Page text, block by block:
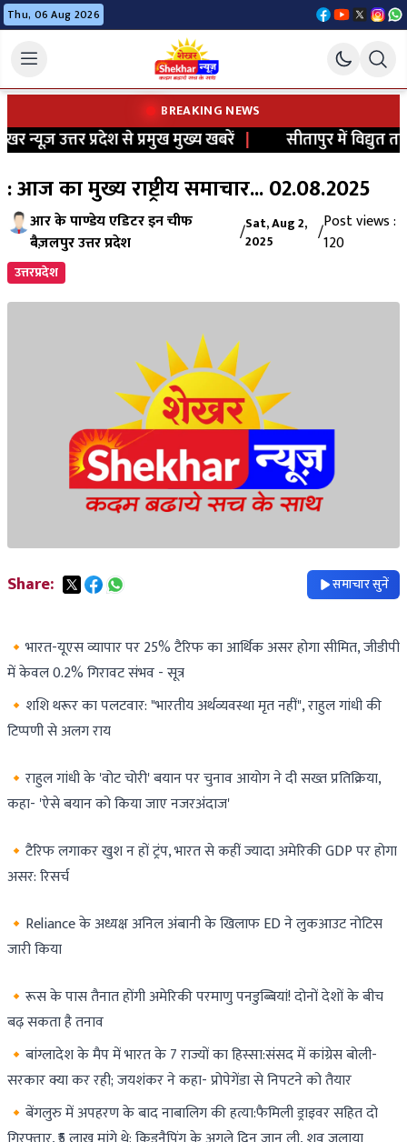
Thu, 06 Aug 2026
BREAKING NEWS
न्यूज़ उत्तर प्रदेश से प्रमुख मुख्य खबरें | सीतापुर में विद्युत
: आज का मुख्य राष्ट्रीय समाचार... 02.08.2025
आर के पाण्डेय एडिटर इन चीफ
बैज़लपुर उत्तर प्रदेश
/Sat, Aug 2,
2025
/Post views :
120
उत्तरप्रदेश
Share: समाचार सुनें
🔸भारत-यूएस व्यापार पर 25% टैरिफ का आर्थिक असर होगा सीमित, जीडीपी
में केवल 0.2% गिरावट संभव - सूत्र
🔸​शशि थरूर का पलटवार: "भारतीय अर्थव्यवस्था मृत नहीं", राहुल गांधी की
टिप्पणी से अलग राय
🔸राहुल गांधी के 'वोट चोरी' बयान पर चुनाव आयोग ने दी सख्त प्रतिक्रिया,
कहा- 'ऐसे बयान को किया जाए नजरअंदाज'
🔸टैरिफ लगाकर खुश न हों ट्रंप, भारत से कहीं ज्यादा अमेरिकी GDP पर होगा
असर: रिसर्च
🔸Reliance के अध्यक्ष अनिल अंबानी के खिलाफ ED ने लुकआउट नोटिस
जारी किया
🔸रूस के पास तैनात होंगी अमेरिकी परमाणु पनडुब्बियां! दोनों देशों के बीच
बढ़ सकता है तनाव
🔸बांग्लादेश के मैप में भारत के 7 राज्यों का हिस्सा:संसद में कांग्रेस बोली-
सरकार क्या कर रही; जयशंकर ने कहा- प्रोपेगेंडा से निपटने को तैयार
🔸बेंगलुरु में अपहरण के बाद नाबालिग की हत्या:फैमिली ड्राइवर सहित दो